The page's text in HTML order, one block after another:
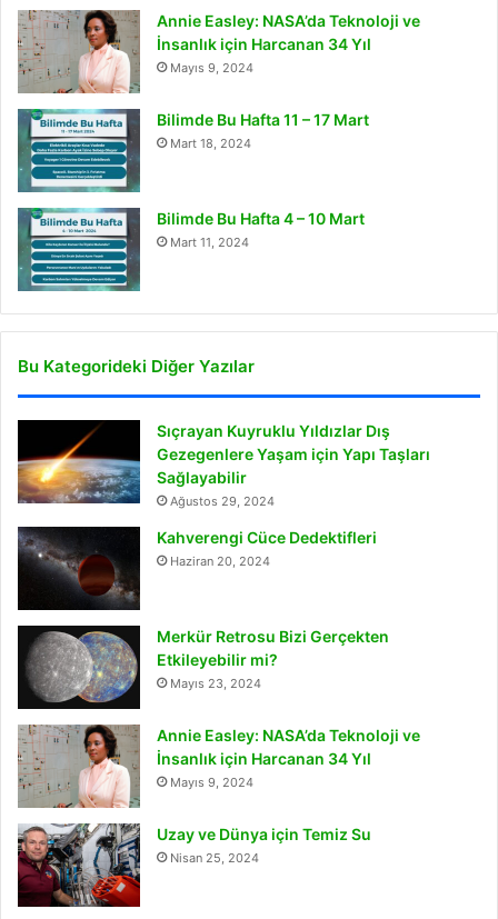
Annie Easley: NASA’da Teknoloji ve
İnsanlık için Harcanan 34 Yıl
Mayıs 9, 2024
Bilimde Bu Hafta 11 – 17 Mart
Mart 18, 2024
Bilimde Bu Hafta 4 – 10 Mart
Mart 11, 2024
Bu Kategorideki Diğer Yazılar
Sıçrayan Kuyruklu Yıldızlar Dış
Gezegenlere Yaşam için Yapı Taşları
Sağlayabilir
Ağustos 29, 2024
Kahverengi Cüce Dedektifleri
Haziran 20, 2024
Merkür Retrosu Bizi Gerçekten
Etkileyebilir mi?
Mayıs 23, 2024
Annie Easley: NASA’da Teknoloji ve
İnsanlık için Harcanan 34 Yıl
Mayıs 9, 2024
Uzay ve Dünya için Temiz Su
Nisan 25, 2024